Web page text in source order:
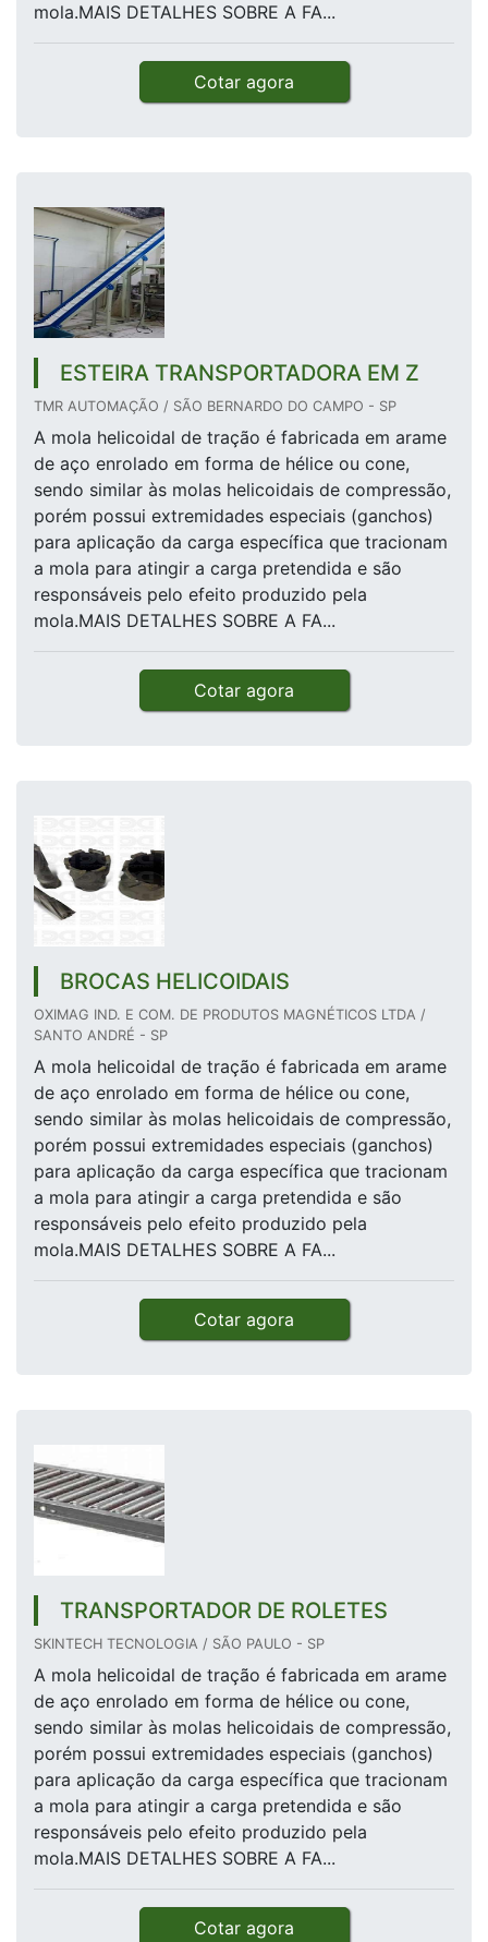
mola.MAIS DETALHES SOBRE A FA...
Cotar agora
ESTEIRA TRANSPORTADORA EM Z
TMR AUTOMAÇÃO / SÃO BERNARDO DO CAMPO - SP
A mola helicoidal de tração é fabricada em arame
de aço enrolado em forma de hélice ou cone,
sendo similar às molas helicoidais de compressão,
porém possui extremidades especiais (ganchos)
para aplicação da carga específica que tracionam
a mola para atingir a carga pretendida e são
responsáveis pelo efeito produzido pela
mola.MAIS DETALHES SOBRE A FA...
Cotar agora
BROCAS HELICOIDAIS
OXIMAG IND. E COM. DE PRODUTOS MAGNÉTICOS LTDA /
SANTO ANDRÉ - SP
A mola helicoidal de tração é fabricada em arame
de aço enrolado em forma de hélice ou cone,
sendo similar às molas helicoidais de compressão,
porém possui extremidades especiais (ganchos)
para aplicação da carga específica que tracionam
a mola para atingir a carga pretendida e são
responsáveis pelo efeito produzido pela
mola.MAIS DETALHES SOBRE A FA...
Cotar agora
TRANSPORTADOR DE ROLETES
SKINTECH TECNOLOGIA / SÃO PAULO - SP
A mola helicoidal de tração é fabricada em arame
de aço enrolado em forma de hélice ou cone,
sendo similar às molas helicoidais de compressão,
porém possui extremidades especiais (ganchos)
para aplicação da carga específica que tracionam
a mola para atingir a carga pretendida e são
responsáveis pelo efeito produzido pela
mola.MAIS DETALHES SOBRE A FA...
Cotar agora